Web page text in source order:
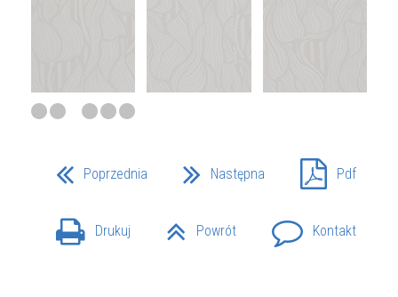
Poprzednia Następna Pdf
Drukuj Powrót Kontakt